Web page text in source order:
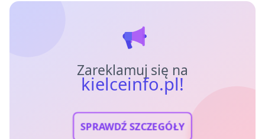
Zareklamuj się na
kielceinfo.pl!
SPRAWDŹ SZCZEGÓŁY